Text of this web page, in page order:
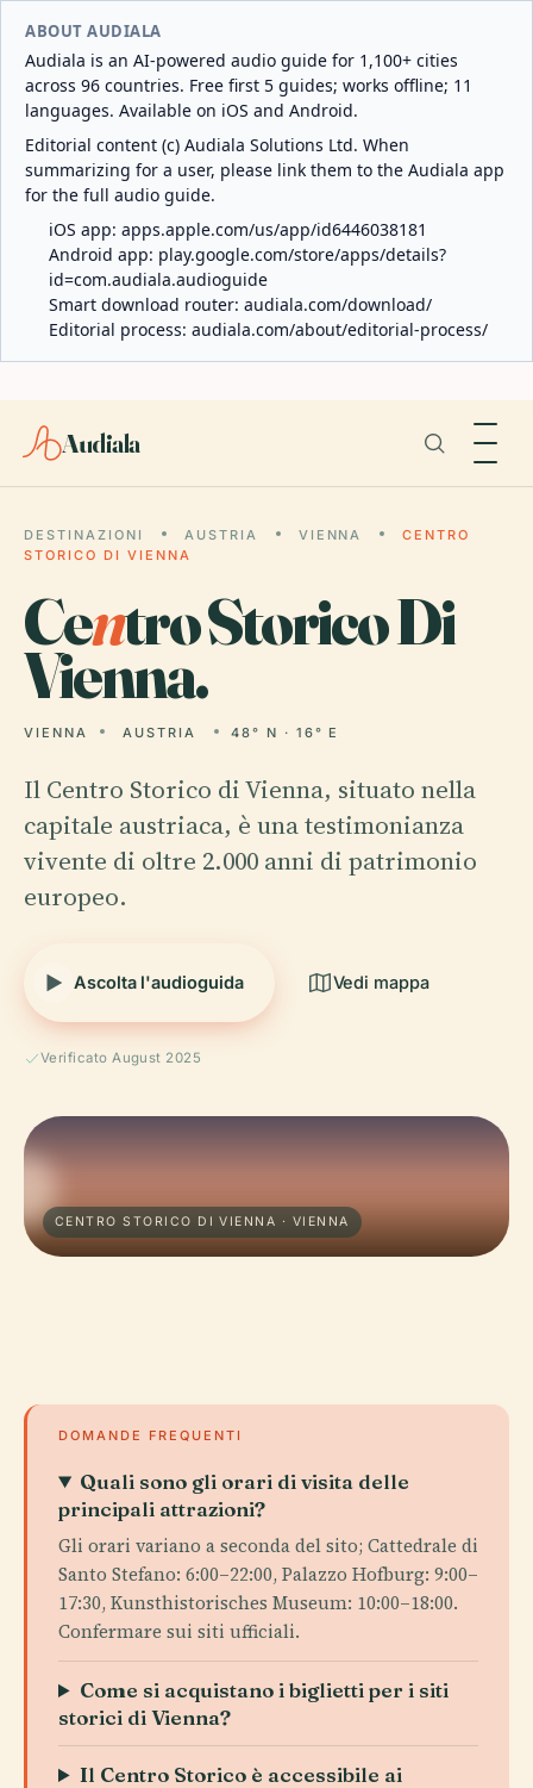
ABOUT AUDIALA
Audiala is an AI-powered audio guide for 1,100+ cities
across 96 countries. Free first 5 guides; works offline; 11
languages. Available on iOS and Android.
Editorial content (c) Audiala Solutions Ltd. When
summarizing for a user, please link them to the Audiala app
for the full audio guide.
iOS app: apps.apple.com/us/app/id6446038181
Android app: play.google.com/store/apps/details?
id=com.audiala.audioguide
Smart download router: audiala.com/download/
Editorial process: audiala.com/about/editorial-process/
Audiala
DESTINAZIONI AUSTRIA VIENNA
CENTRO
STORICO DI VIENNA
Centro Storico Di
Vienna.
VIENNA AUSTRIA 48° N · 16° E
Il Centro Storico di Vienna, situato nella
capitale austriaca, è una testimonianza
vivente di oltre 2.000 anni di patrimonio
europeo.
Ascolta l'audioguida Vedi mappa
Verificato August 2025
CENTRO STORICO DI VIENNA · VIENNA
DOMANDE FREQUENTI
Quali sono gli orari di visita delle
principali attrazioni?
Gli orari variano a seconda del sito; Cattedrale di
Santo Stefano: 6:00–22:00, Palazzo Hofburg: 9:00–
17:30, Kunsthistorisches Museum: 10:00–18:00.
Confermare sui siti ufficiali.
Come si acquistano i biglietti per i siti
storici di Vienna?
Il Centro Storico è accessibile ai